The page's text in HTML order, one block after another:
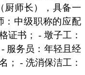
厨师长），具备一
：中级职称的应配
证书； - 墩子工：
服务员：年轻且经
； - 洗消保洁工：